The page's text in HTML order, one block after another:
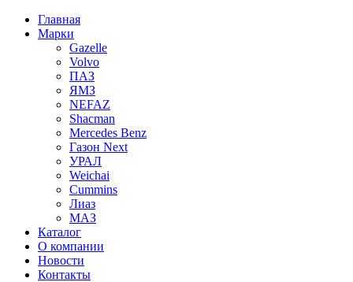
Главная
Марки
Gazelle
Volvo
ПАЗ
ЯМЗ
NEFAZ
Shacman
Mercedes Benz
Газон Next
УРАЛ
Weichai
Cummins
Лиаз
МАЗ
Каталог
О компании
Новости
Контакты